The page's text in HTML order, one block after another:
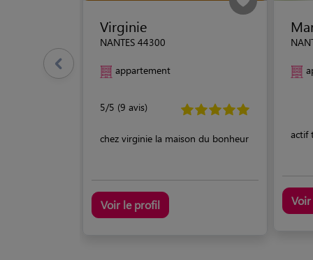
Virginie
NANTES 44300
appartement
5/5 (9 avis)
chez virginie la maison du bonheur
Voir le profil
actif